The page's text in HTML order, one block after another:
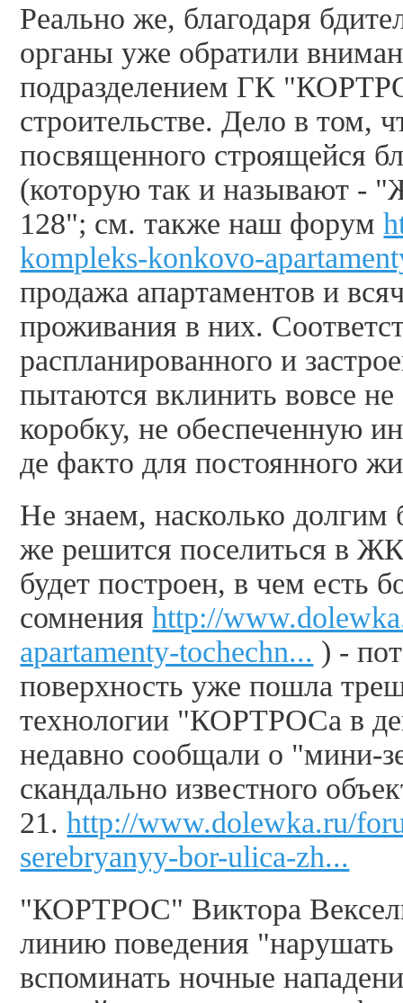
Реально же, благодаря
органы уже обратили
подразделением ГК
строительстве. Дело в том,
посвященного строящейся
(которую так и называют -
128"; см. также наш форум
kompleks-konkovo-
продажа апартаментов и
проживания в них.
распланированного и
пытаются вклинить вовсе
коробку, не обеспеченную
де факто для постоянного
Не знаем, насколько долгим
же решится поселиться в
будет построен, в чем есть
сомненияhttp://
apartamenty-tochechn... ) -
поверхность уже пошла
технологии "КОРТРОСа в
недавно сообщали о "мини-
скандально известного
21.http://www.dolewka.ru/
serebryanyy-bor-ulica-zh...
"КОРТРОС" Виктора
линию поведения "нарушать
вспоминать ночные